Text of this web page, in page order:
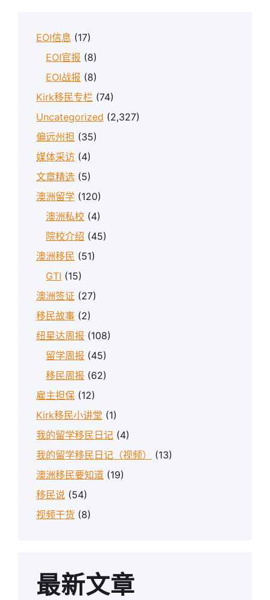
EOI信息 (17)
EOI官报 (8)
EOI战报 (8)
Kirk移民专栏 (74)
Uncategorized (2,327)
偏远州担 (35)
媒体采访 (4)
文章精选 (5)
澳洲留学 (120)
澳洲私校 (4)
院校介绍 (45)
澳洲移民 (51)
GTI (15)
澳洲签证 (27)
移民故事 (2)
纽星达周报 (108)
留学周报 (45)
移民周报 (62)
雇主担保 (12)
Kirk移民小讲堂 (1)
我的留学移民日记 (4)
我的留学移民日记（视频）
(13)
澳洲移民要知道 (19)
移民说 (54)
视频干货 (8)
最新文章